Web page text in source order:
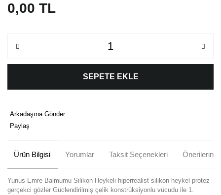
0,00 TL
SEPETE EKLE
Arkadaşına Gönder
Paylaş
Ürün Bilgisi Yorumlar Taksit Seçenekleri Önerileriniz
Yunus Emre Balmumu Silikon Heykeli hiperrealist silikon heykel protez
gerçekci gözler Güclendirilmiş çelik konstrüksiyonlu vücudu ile 1.